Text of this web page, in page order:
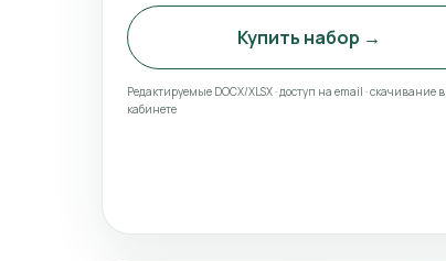
Купить набор →
Редактируемые DOCX/XLSX · доступ на email · скачивание в
кабинете